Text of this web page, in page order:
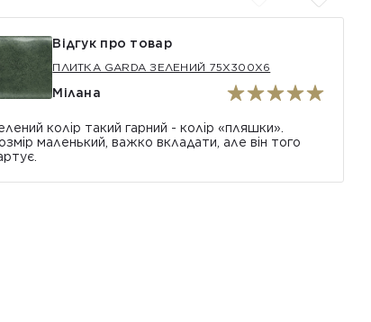
Відгук про товар
ПЛИТКА GARDA ЗЕЛЕНИЙ 75X300X6
Мілана
колір такий гарний - колір «пляшки».
маленький, важко вкладати, але він того